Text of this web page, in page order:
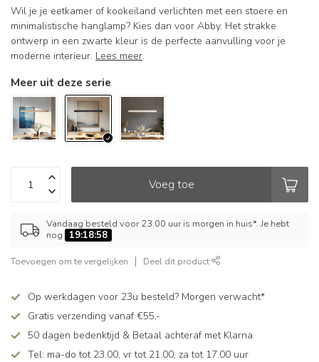
Wil je je eetkamer of kookeiland verlichten met een stoere en
minimalistische hanglamp? Kies dan voor Abby. Het strakke
ontwerp in een zwarte kleur is de perfecte aanvulling voor je
moderne interieur. Lees meer.
Meer uit deze serie
Voeg toe
Vandaag besteld voor 23.00 uur is morgen in huis*. Je hebt
nog
19:18:57
Toevoegen om te vergelijken Deel dit product
Op werkdagen voor 23u besteld? Morgen verwacht*
Gratis verzending vanaf €55,-
50 dagen bedenktijd & Betaal achteraf met Klarna
Tel: ma-do tot 23.00, vr tot 21.00, za tot 17.00 uur